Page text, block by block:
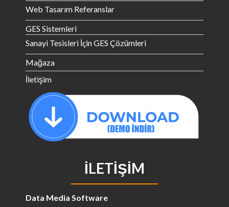
Web Tasarım Referanslar
GES Sistemleri
Sanayi Tesisleri İçin GES Çözümleri
Mağaza
İletişim
İLETIŞIM
Data Media Software